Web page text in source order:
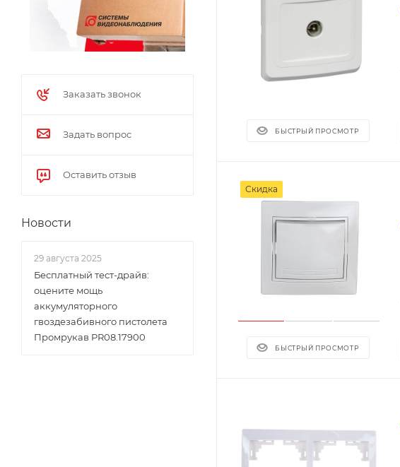
БЫСТРЫЙ ПРОСМОТР
Скидка
БЫСТРЫЙ ПРОСМОТР
Заказать звонок
Задать вопрос
Оставить отзыв
Новости
29 августа 2025
Бесплатный тест-драйв:
оцените мощь
аккумуляторного
гвоздезабивного пистолета
Промрукав PR08.17900